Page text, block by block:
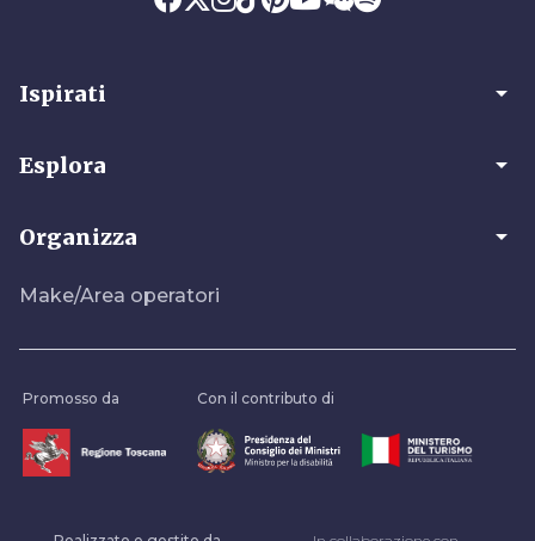
Ispirati arrow_drop_down
Esplora arrow_drop_down
Organizza arrow_drop_down
Make/Area operatori
Promosso da Con il contributo di